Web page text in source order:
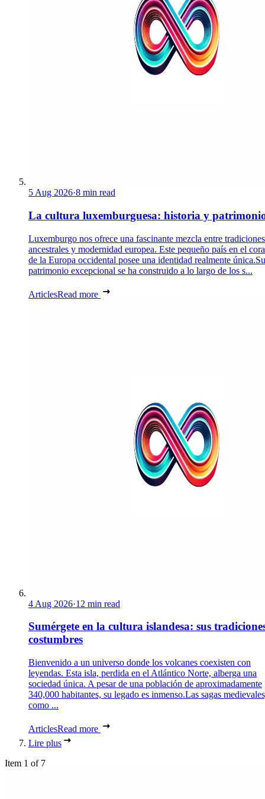
5 Aug 2026·8 min read
La cultura luxemburguesa: historia y
Luxemburgo nos ofrece una fascinante mezcla entre tradiciones
ancestrales y modernidad europea. Este pequeño país en el
de la Europa occidental posee una identidad realmente única.Su
patrimonio excepcional se ha construido a lo largo de los s...
ArticlesRead more
4 Aug 2026·12 min read
Sumérgete en la cultura islandesa: sus
costumbres
Bienvenido a un universo donde los volcanes coexisten con
leyendas. Esta isla, perdida en el Atlántico Norte, alberga una
sociedad única. A pesar de una población de aproximadamente
340,000 habitantes, su legado es inmenso.Las sagas
como ...
ArticlesRead more
Lire plus
Item 1 of 7